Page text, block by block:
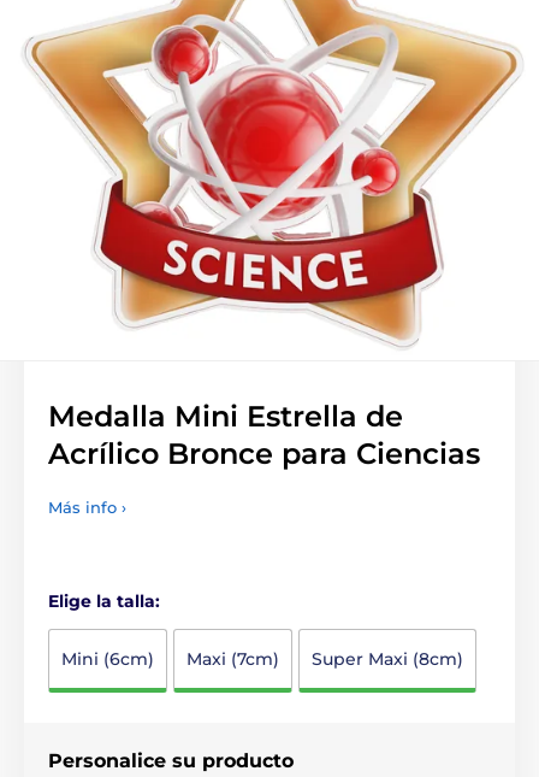
Medalla Mini Estrella de
Acrílico Bronce para Ciencias
Más info ›
Elige la talla:
Mini (6cm) Maxi (7cm) Super Maxi (8cm)
Personalice su producto